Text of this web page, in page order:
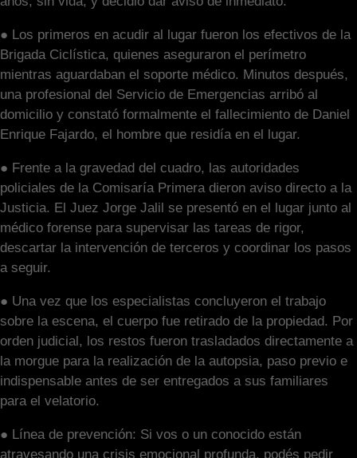
● Los primeros en acudir al lugar fueron los efectivos de la
Brigada Ciclística, quienes aseguraron el perímetro
mientras aguardaban el soporte médico. Minutos después,
una profesional del Servicio de Emergencias arribó al
domicilio y constató formalmente el fallecimiento de Daniel
Enrique Fajardo, el hombre que residía en el lugar.
● Frente a la gravedad del cuadro, las autoridades
policiales de la Comisaría Primera dieron aviso directo a la
Justicia. El Juez Jorge Jalil se presentó en el lugar junto al
médico forense para supervisar las tareas de rigor,
descartar la intervención de terceros y coordinar los pasos
a seguir.
● Una vez que los especialistas concluyeron el trabajo
sobre la escena, el cuerpo fue retirado de la propiedad. Por
orden judicial, los restos fueron trasladados directamente a
la morgue para la realización de la autopsia, paso previo e
indispensable antes de ser entregados a sus familiares
para el velatorio.
● Línea de prevención: Si vos o un conocido están
atravesando una crisis emocional profunda, podés pedir